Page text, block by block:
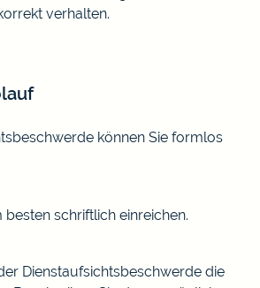
verhalten.
können Sie formlos
besten schriftlich einreichen.
Dienstaufsichtsbeschwerde die